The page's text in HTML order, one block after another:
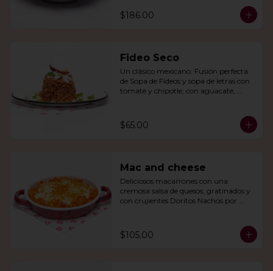
$186.00
Fideo Seco
Un clásico mexicano: Fusión perfecta
de Sopa de Fideos y sopa de letras con
tomate y chipotle, con aguacate,
$65.00
Mac and cheese
Deliciosos macarrones con una
cremosa salsa de quesos, gratinados y
con crujientes Doritos Nachos por
$105.00